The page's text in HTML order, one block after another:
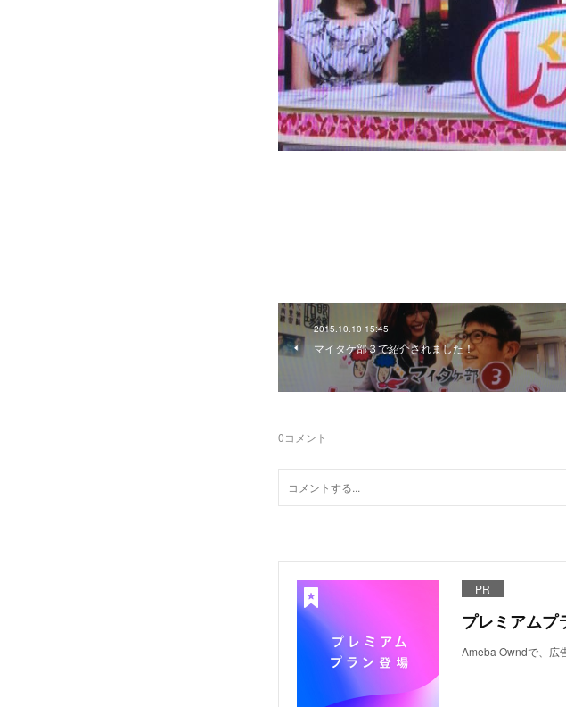
2015.10.10 15:45
マイタケ部３で紹介されました！
0コメント
PR
プレミアムプ
Ameba Owndで、広